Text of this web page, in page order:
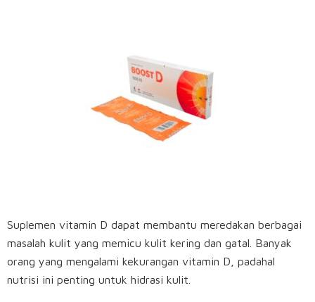
Suplemen vitamin D dapat membantu meredakan berbagai
masalah kulit yang memicu kulit kering dan gatal. Banyak
orang yang mengalami kekurangan vitamin D, padahal
nutrisi ini penting untuk hidrasi kulit.